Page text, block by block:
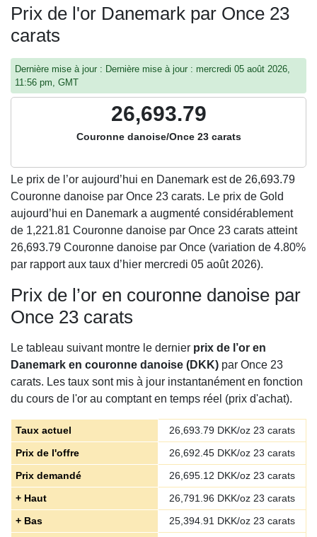
Prix de l'or Danemark par Once 23
carats
Dernière mise à jour : Dernière mise à jour : mercredi 05 août 2026,
11:56 pm, GMT
26,693.79
Couronne danoise/Once 23 carats
Le prix de l’or aujourd’hui en Danemark est de 26,693.79
Couronne danoise par Once 23 carats. Le prix de Gold
aujourd’hui en Danemark a augmenté considérablement
de 1,221.81 Couronne danoise par Once 23 carats atteint
26,693.79 Couronne danoise par Once (variation de 4.80%
par rapport aux taux d’hier mercredi 05 août 2026).
Prix de l’or en couronne danoise par
Once 23 carats
Le tableau suivant montre le dernier prix de l’or en
Danemark en couronne danoise (DKK) par Once 23
carats. Les taux sont mis à jour instantanément en fonction
du cours de l'or au comptant en temps réel (prix d'achat).
Taux actuel 26,693.79 DKK/oz 23 carats
Prix de l'offre
26,692.45 DKK/oz 23 carats
Prix demandé
26,695.12 DKK/oz 23 carats
+ Haut
26,791.96 DKK/oz 23 carats
+ Bas
25,394.91 DKK/oz 23 carats